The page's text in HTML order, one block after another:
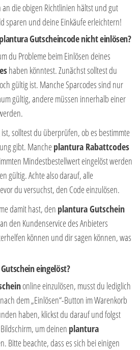
die obigen Richtlinien hältst und gut
sparen und deine Einkäufe erleichtern!
Gutscheincode nicht einlösen?
du Probleme beim Einlösen deines
haben könntest. Zunächst solltest du
gültig ist. Manche Sparcodes sind nur
gültig, andere müssen innerhalb einer
solltest du überprüfen, ob es bestimmte
gibt. Mancheplantura Rabattcodes
Mindestbestellwert eingelöst werden
gültig. Achte also darauf, alle
du versuchst, den Code einzulösen.
damit hast, den plantura Gutschein
den Kundenservice des Anbieters
können und dir sagen können, was
eingelöst?
online einzulösen, musst du lediglich
dem „Einlösen“-Button im Warenkorb
haben, klickst du darauf und folgst
um deinen plantura
Bitte beachte, dass es sich bei einigen